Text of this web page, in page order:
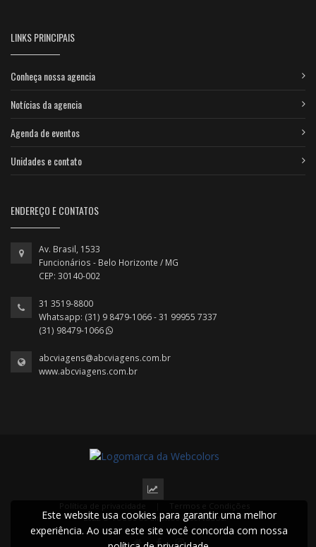
LINKS PRINCIPAIS
Conheça nossa agencia
Notícias da agencia
Agenda de eventos
Unidades e contato
ENDEREÇO E CONTATOS
Av. Brasil, 1533
Funcionários - Belo Horizonte / MG
CEP: 30140-002
31 3519-8800
Whatsapp: (31) 9 8479-1066 - 31 99955 7337
(31) 98479-1066
abcviagens@abcviagens.com.br
www.abcviagens.com.br
2022 © Todos os direitos reservados.
Este website usa cookies para garantir uma melhor
experiência. Ao usar este site você concorda com nossa